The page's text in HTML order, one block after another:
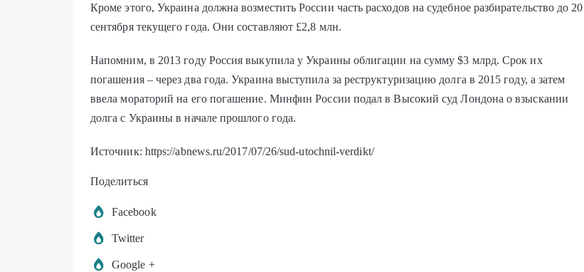
Кроме этого, Украина должна возместить России часть расходов на судебное разбирательство до 20
сентября текущего года. Они составляют £2,8 млн.
Напомним, в 2013 году Россия выкупила у Украины облигации на сумму $3 млрд. Срок их
погашения – через два года. Украина выступила за реструктуризацию долга в 2015 году, а затем
ввела мораторий на его погашение. Минфин России подал в Высокий суд Лондона о взыскании
долга с Украины в начале прошлого года.
Источник: https://abnews.ru/2017/07/26/sud-utochnil-verdikt/
Поделиться
Facebook
Twitter
Google +